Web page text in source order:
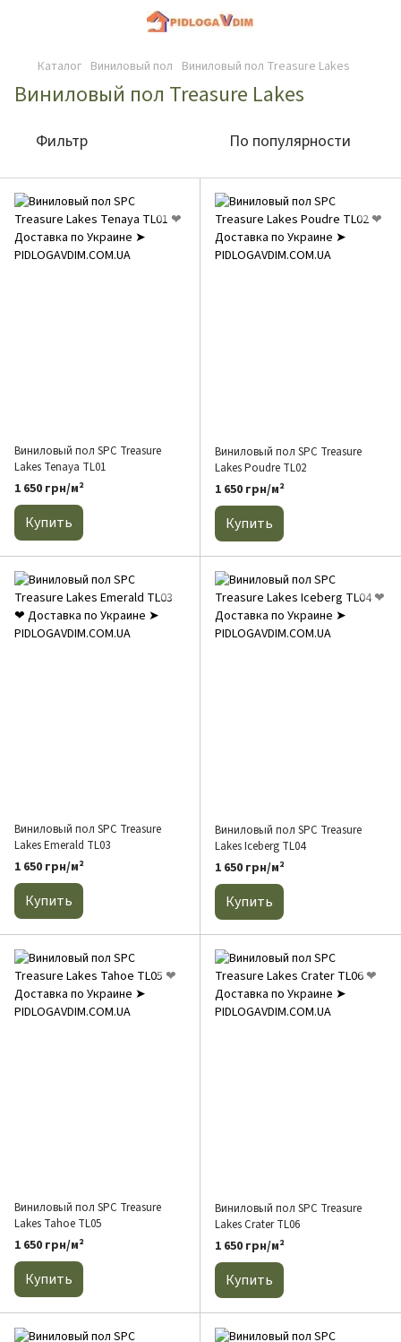
Каталог Виниловый пол Виниловый пол Treasure Lakes
Виниловый пол Treasure Lakes
Фильтр По популярности
Виниловый пол SPC Treasure
Lakes Tenaya TL01
1 650 грн/м²
Купить
Виниловый пол SPC Treasure
Lakes Poudre TL02
1 650 грн/м²
Купить
Виниловый пол SPC Treasure
Lakes Emerald TL03
1 650 грн/м²
Купить
Виниловый пол SPC Treasure
Lakes Iceberg TL04
1 650 грн/м²
Купить
Виниловый пол SPC Treasure
Lakes Tahoe TL05
1 650 грн/м²
Купить
Виниловый пол SPC Treasure
Lakes Crater TL06
1 650 грн/м²
Купить